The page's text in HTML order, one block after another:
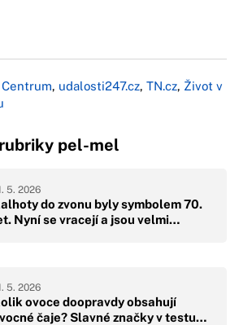
, udalosti247.cz, TN.cz, Život v
pel-mel
do zvonu byly symbolem 70.
Nyní se vracejí a jsou velmi…
5. 2026
ovoce doopravdy obsahují
čaje? Slavné značky v testu…
5. 2026